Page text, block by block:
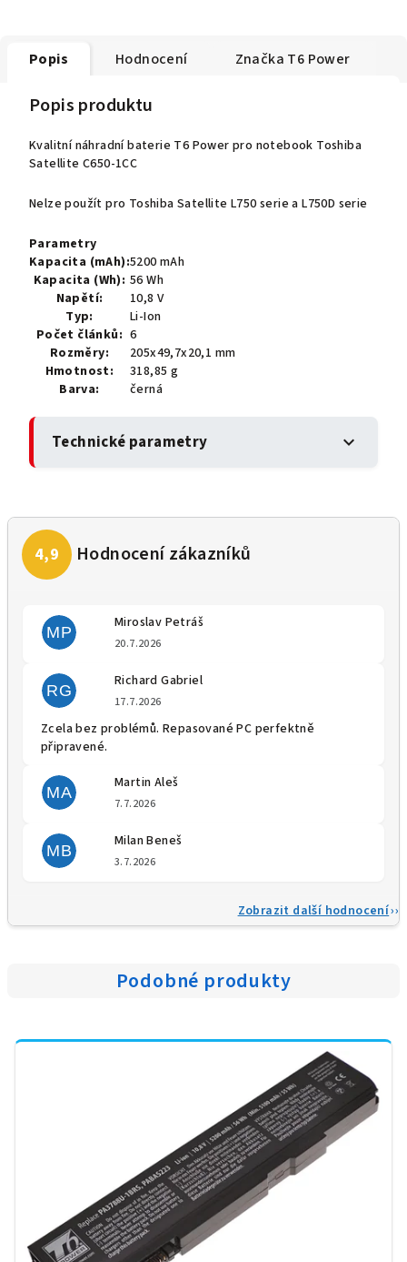
Popis Hodnocení Značka T6 Power
Popis produktu
Kvalitní náhradní baterie T6 Power pro notebook Toshiba
Satellite C650-1CC
Nelze použít pro Toshiba Satellite L750 serie a L750D serie
Parametry
Kapacita (mAh):5200 mAh
Kapacita (Wh): 56 Wh
Napětí:
10,8 V
Typ:
Li-Ion
Počet článků: 6
Rozměry:
205x49,7x20,1 mm
Hmotnost:
318,85 g
Barva:
černá
Technické parametry expand_more
MP
Miroslav Petráš
20.7.2026
RG
Richard Gabriel
17.7.2026
Zcela bez problémů. Repasované PC perfektně
připravené.
MA
Martin Aleš
7.7.2026
MB
Milan Beneš
3.7.2026
Zobrazit další hodnocení
Podobné produkty